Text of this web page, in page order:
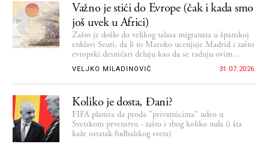
Važno je stići do Evrope (čak i kada smo
još uvek u Africi)
Zašto je došlo do velikog talasa migranata u španskoj
enklavi Seuti, da li to Maroko ucenjuje Madrid i zašto
evropski desničari deluju kao da se raduju ovim
vestima
VELJKO MILADINOVIĆ 31.07.2026.
Koliko je dosta, Đani?
FIFA planira da proda "privatnicima" udeo u
Svetskom prvenstvu - zašto i zbog koliko nula (i šta
kaže ostatak fudbalskog sveta)